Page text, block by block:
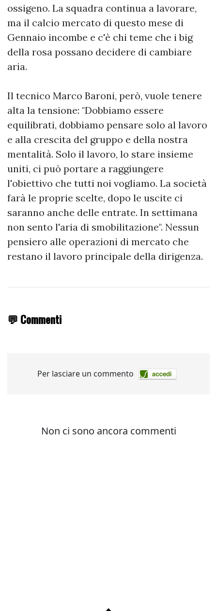
ossigeno. La squadra continua a lavorare,
ma il calcio mercato di questo mese di
Gennaio incombe e c'è chi teme che i big
della rosa possano decidere di cambiare
aria.
Il tecnico Marco Baroni, però, vuole tenere
alta la tensione: "Dobbiamo essere
equilibrati, dobbiamo pensare solo al lavoro
e alla crescita del gruppo e della nostra
mentalità. Solo il lavoro, lo stare insieme
uniti, ci può portare a raggiungere
l'obiettivo che tutti noi vogliamo. La società
farà le proprie scelte, dopo le uscite ci
saranno anche delle entrate. In settimana
non sento l'aria di smobilitazione". Nessun
pensiero alle operazioni di mercato che
restano il lavoro principale della dirigenza.
💬 Commenti